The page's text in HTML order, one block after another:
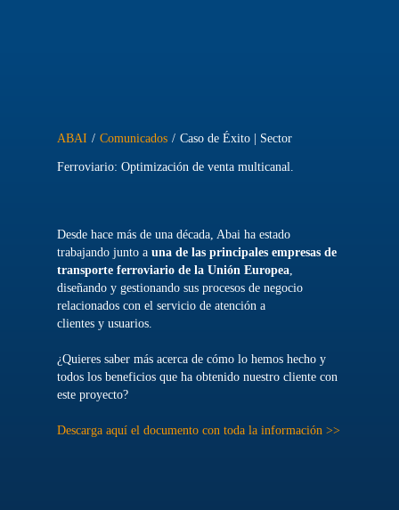
ABAI / Comunicados / Caso de Éxito | Sector
Ferroviario: Optimización de venta multicanal.
Desde hace más de una década, Abai ha estado
trabajando junto a una de las principales empresas de
transporte ferroviario de la Unión Europea,
diseñando y gestionando sus procesos de negocio
relacionados con el servicio de atención a
clientes y usuarios.
¿Quieres saber más acerca de cómo lo hemos hecho y
todos los beneficios que ha obtenido nuestro cliente con
este proyecto?
Descarga aquí el documento con toda la información >>